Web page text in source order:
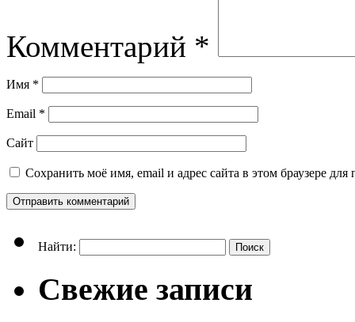
Комментарий *
Имя *
Email *
Сайт
Сохранить моё имя, email и адрес сайта в этом браузере
Найти:
Свежие записи